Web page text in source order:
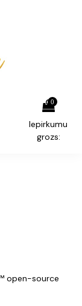
0
Iepirkumu
grozs:
open-source